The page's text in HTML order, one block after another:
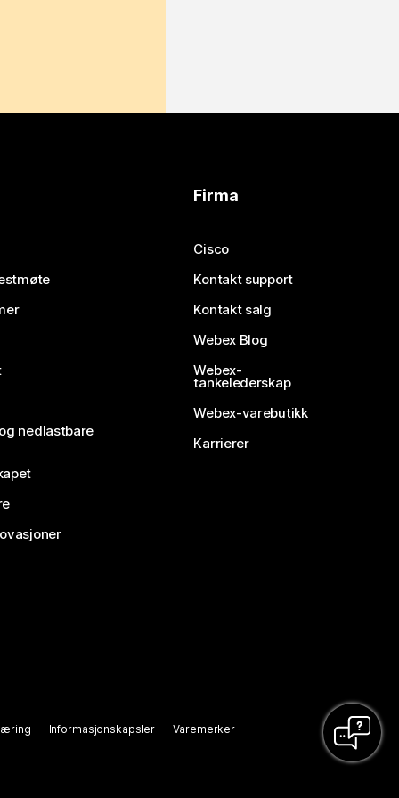
nedlastbare
Firma
Cisco
Kontakt support
Kontakt salg
Webex Blog
Webex-
tankelederskap
Webex-varebutikk
Karrierer
Informasjonskapsler Varemerker